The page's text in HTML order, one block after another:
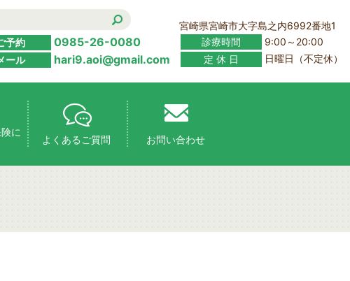
に
よくあるご質問 お問い合わせ
予約 0985-26-0080
ール hari9.aoi@gmail.com
宮崎県宮崎市大字島之内6992番地1
診療時間
9:00～20:00
定 休 日
日曜日（不定休）